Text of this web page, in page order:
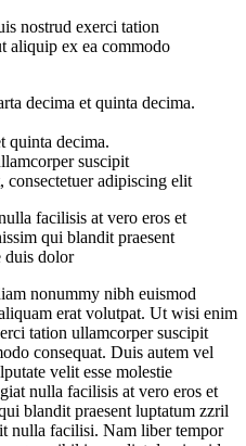
nostrud exerci tation
aliquip ex ea commodo
decima et quinta decima.
quinta decima.
suscipit
adipiscing elit
facilisis at vero eros et
qui blandit praesent
duis dolor
nonummy nibh euismod
erat volutpat. Ut wisi enim
tation ullamcorper suscipit
consequat. Duis autem vel
velit esse molestie
nulla facilisis at vero eros et
blandit praesent luptatum zzril
nulla facilisi. Nam liber tempor